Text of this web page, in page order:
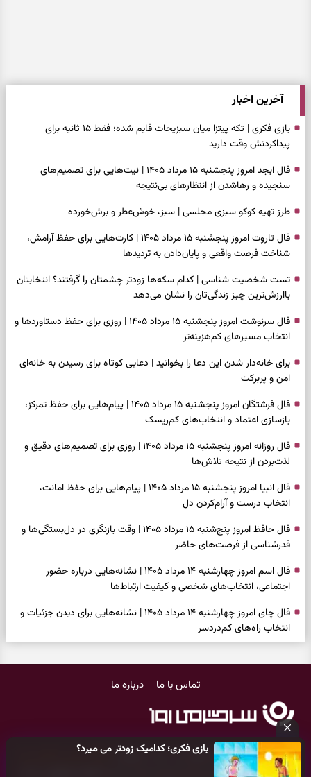
بازی فکری؛ کدامیک زودتر می میرد؟
آخرین اخبار
بازی فکری | تکه پیتزا میان سبزیجات قایم شده؛ فقط ۱۵ ثانیه برای
پیداکردنش وقت دارید
فال ابجد امروز پنجشنبه ۱۵ مرداد ۱۴۰۵ | نیت‌هایی برای تصمیم‌های
سنجیده و رهاشدن از انتظارهای بی‌نتیجه
طرز تهیه کوکو سبزی مجلسی | سبز، خوش‌عطر و برش‌خورده
فال تاروت امروز پنجشنبه ۱۵ مرداد ۱۴۰۵ | کارت‌هایی برای حفظ آرامش،
شناخت فرصت واقعی و پایان‌دادن به تردیدها
تست شخصیت شناسی | کدام سکه‌ها زودتر چشمتان را گرفتند؟ انتخابتان
باارزش‌ترین چیز زندگی‌تان را نشان می‌دهد
فال سرنوشت امروز پنجشنبه ۱۵ مرداد ۱۴۰۵ | روزی برای حفظ دستاوردها و
انتخاب مسیرهای کم‌هزینه‌تر
برای خانه‌دار شدن این دعا را بخوانید | دعایی کوتاه برای رسیدن به خانه‌ای
امن و پربرکت
فال فرشتگان امروز پنجشنبه ۱۵ مرداد ۱۴۰۵ | پیام‌هایی برای حفظ تمرکز،
بازسازی اعتماد و انتخاب‌های کم‌ریسک
فال روزانه امروز پنجشنبه ۱۵ مرداد ۱۴۰۵ | روزی برای تصمیم‌های دقیق و
لذت‌بردن از نتیجه تلاش‌ها
فال انبیا امروز پنجشنبه ۱۵ مرداد ۱۴۰۵ | پیام‌هایی برای حفظ امانت،
انتخاب درست و آرام‌کردن دل
فال حافظ امروز پنج‌شنبه ۱۵ مرداد ۱۴۰۵ | وقت بازنگری در دل‌بستگی‌ها و
قدرشناسی از فرصت‌های حاضر
فال اسم امروز چهارشنبه ۱۴ مرداد ۱۴۰۵ | نشانه‌هایی درباره حضور
اجتماعی، انتخاب‌های شخصی و کیفیت ارتباط‌ها
فال چای امروز چهارشنبه ۱۴ مرداد ۱۴۰۵ | نشانه‌هایی برای دیدن جزئیات و
انتخاب راه‌های کم‌دردسر
انتخاب چیزی که ارزش ماندن دارد
فرصت دارید
تماس با ما درباره ما
کلیه حقوق مادی و معنوی این سایت متعلق بهپایگاه خبری سرگرمی روز
می‌باشد و هر گونه کپی‌برداری توسط دیگر سایت‌ها